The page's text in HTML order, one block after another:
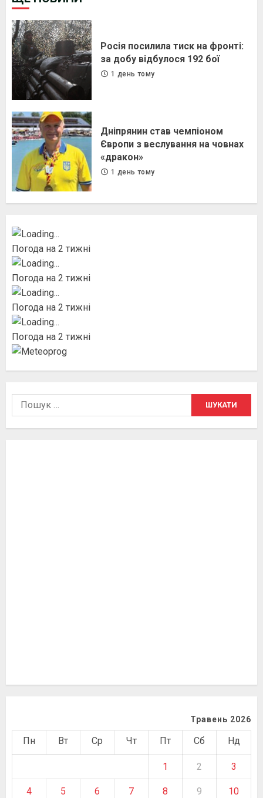
Росія посилила тиск на фронті:
за добу відбулося 192 бої
1 день тому
Дніпрянин став чемпіоном
Європи з веслування на човнах
«дракон»
1 день тому
Погода на 2 тижні
Погода на 2 тижні
Погода на 2 тижні
Погода на 2 тижні
Пошук:
Травень 2026
Пн Вт Ср Чт Пт Сб Нд
1 2 3
4 5 6 7 8 9 10